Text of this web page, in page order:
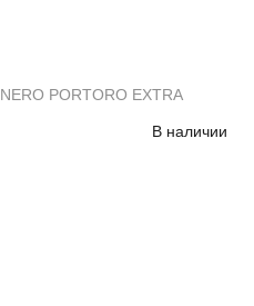
NERO PORTORO EXTRA
В наличии